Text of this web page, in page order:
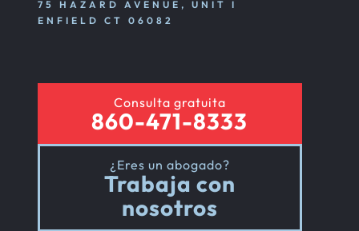
75 HAZARD AVENUE, UNIT I
ENFIELD CT 06082
Consulta gratuita
860-471-8333
¿Eres un abogado?
Trabaja con
nosotros